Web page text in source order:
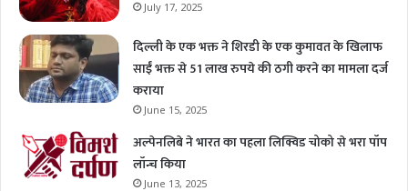
July 17, 2025
दिल्ली के एक भक्त ने शिरडी के एक कुमावत के खिलाफ
साईं भक्त से 51 लाख रुपये की ठगी करने का मामला दर्ज
कराया
June 15, 2025
अल्पेनलिबे ने भारत का पहला लिक्विड चोको से भरा पॉप
लॉन्च किया
June 13, 2025